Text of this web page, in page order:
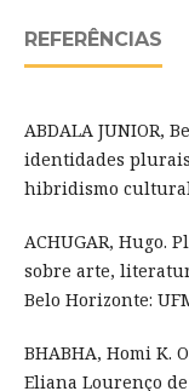
REFERÊNCIAS
ABDALA JUNIOR,
identidades
hibridismo cultural.
ACHUGAR, Hugo.
sobre arte,
Belo Horizonte:
BHABHA, Homi K.
Eliana Lourenço